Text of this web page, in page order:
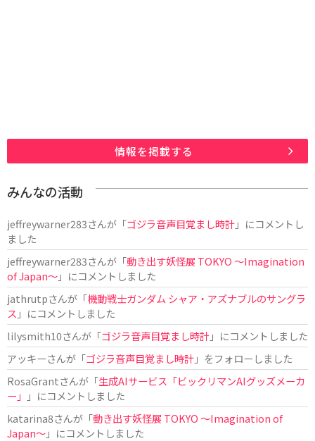
情報を掲載する
みんなの活動
jeffreywarner283さんが「ゴジラ音声目覚まし時計」にコメントし
ました
jeffreywarner283さんが「動き出す妖怪展 TOKYO 〜Imagination
of Japan〜」にコメントしました
jathrutpさんが「機動戦士ガンダム シャア・アズナブルのサングラ
ス 」にコメントしました
lilysmith10さんが「ゴジラ音声目覚まし時計」にコメントしました
アッキーさんが「ゴジラ音声目覚まし時計」をフォローしました
RosaGrantさんが「生成AIサービス「ビックリマンAIグッズメーカ
ー」
」にコメントしました
katarina8さんが「動き出す妖怪展 TOKYO 〜Imagination of
Japan〜」にコメントしました